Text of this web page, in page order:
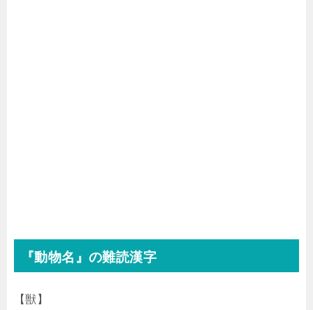
『動物名』の難読漢字
【獣】